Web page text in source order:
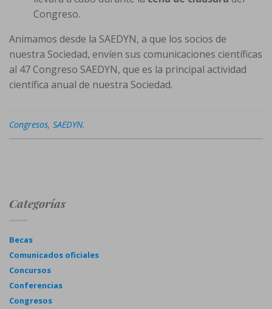
Congreso.
Animamos desde la SAEDYN, a que los socios de
nuestra Sociedad, envíen sus comunicaciones científicas
al 47 Congreso SAEDYN, que es la principal actividad
científica anual de nuestra Sociedad.
Congresos, SAEDYN.
Categorías
Becas
Comunicados oficiales
Concursos
Conferencias
Congresos